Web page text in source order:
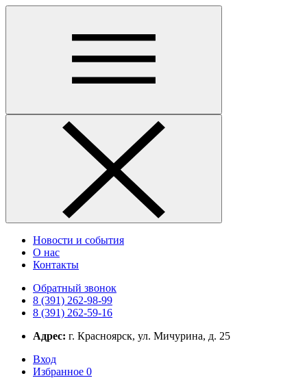
Новости и события
О нас
Контакты
Обратный звонок
8 (391) 262-98-99
8 (391) 262-59-16
Адрес: г. Красноярск, ул. Мичурина, д. 25
Вход
Избранное 0